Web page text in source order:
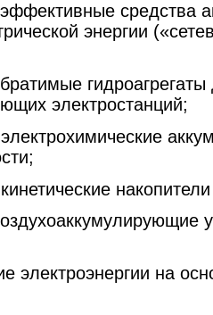
средства
энергии
гидроагрегаты
электростанций;
электроэнергии на